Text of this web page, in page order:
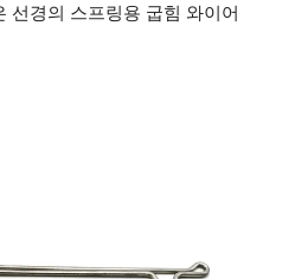
선경의 스프링용 굽힘 와이어